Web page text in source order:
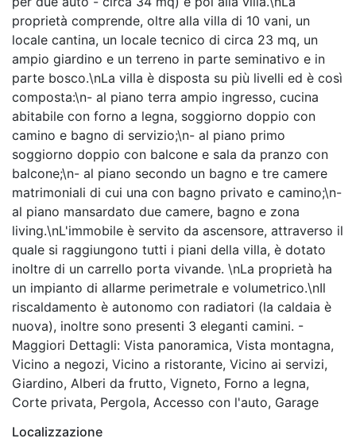
proprietà comprende, oltre alla villa di 10 vani, un
locale cantina, un locale tecnico di circa 23 mq, un
ampio giardino e un terreno in parte seminativo e in
parte bosco.\nLa villa è disposta su più livelli ed è così
composta:\n- al piano terra ampio ingresso, cucina
abitabile con forno a legna, soggiorno doppio con
camino e bagno di servizio;\n- al piano primo
soggiorno doppio con balcone e sala da pranzo con
balcone;\n- al piano secondo un bagno e tre camere
matrimoniali di cui una con bagno privato e camino;\n-
al piano mansardato due camere, bagno e zona
living.\nL'immobile è servito da ascensore, attraverso il
quale si raggiungono tutti i piani della villa, è dotato
inoltre di un carrello porta vivande. \nLa proprietà ha
un impianto di allarme perimetrale e volumetrico.\nIl
riscaldamento è autonomo con radiatori (la caldaia è
nuova), inoltre sono presenti 3 eleganti camini. -
Maggiori Dettagli: Vista panoramica, Vista montagna,
Vicino a negozi, Vicino a ristorante, Vicino ai servizi,
Giardino, Alberi da frutto, Vigneto, Forno a legna,
Corte privata, Pergola, Accesso con l'auto, Garage
Localizzazione